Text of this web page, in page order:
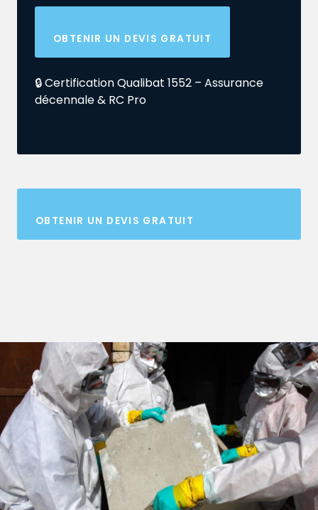
OBTENIR UN DEVIS GRATUIT
🔒 Certification Qualibat 1552 – Assurance
décennale & RC Pro
OBTENIR UN DEVIS GRATUIT